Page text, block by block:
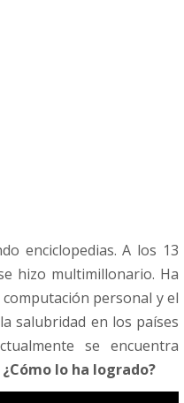
enciclopedias. A los 13
hizo multimillonario. Ha
personal y el
salubridad en los países
se encuentra
¿Cómo lo ha logrado?